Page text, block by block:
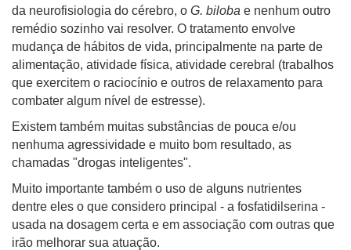
da neurofisiologia do cérebro, o G. biloba e nenhum outro
remédio sozinho vai resolver. O tratamento envolve
mudança de hábitos de vida, principalmente na parte de
alimentação, atividade física, atividade cerebral (trabalhos
que exercitem o raciocínio e outros de relaxamento para
combater algum nível de estresse).
Existem também muitas substâncias de pouca e/ou
nenhuma agressividade e muito bom resultado, as
chamadas "drogas inteligentes".
Muito importante também o uso de alguns nutrientes
dentre eles o que considero principal - a fosfatidilserina -
usada na dosagem certa e em associação com outras que
irão melhorar sua atuação.